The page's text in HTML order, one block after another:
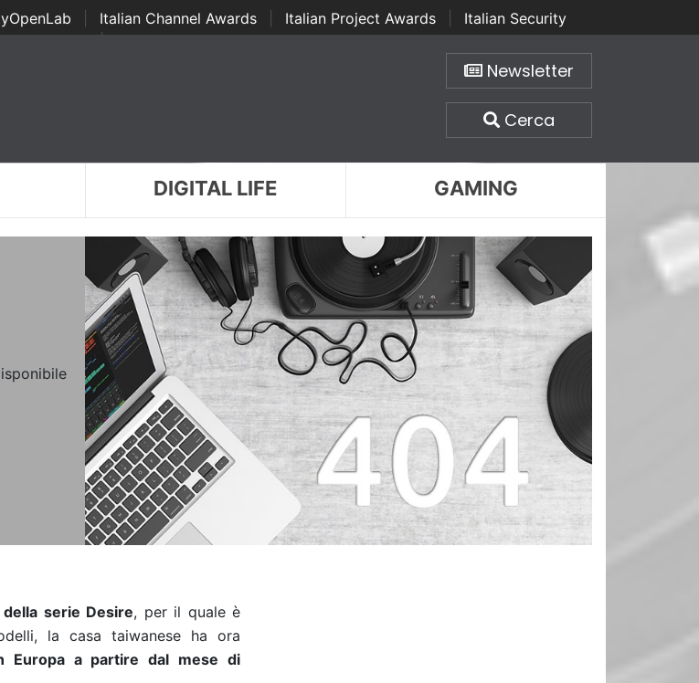
Italian Channel Awards Italian Project Awards
Italian Security
Awards | ...
Newsletter
Cerca
DIGITAL LIFE GAMING
serie Desire, per il quale è
la casa taiwanese ha ora
Europa a partire dal mese di